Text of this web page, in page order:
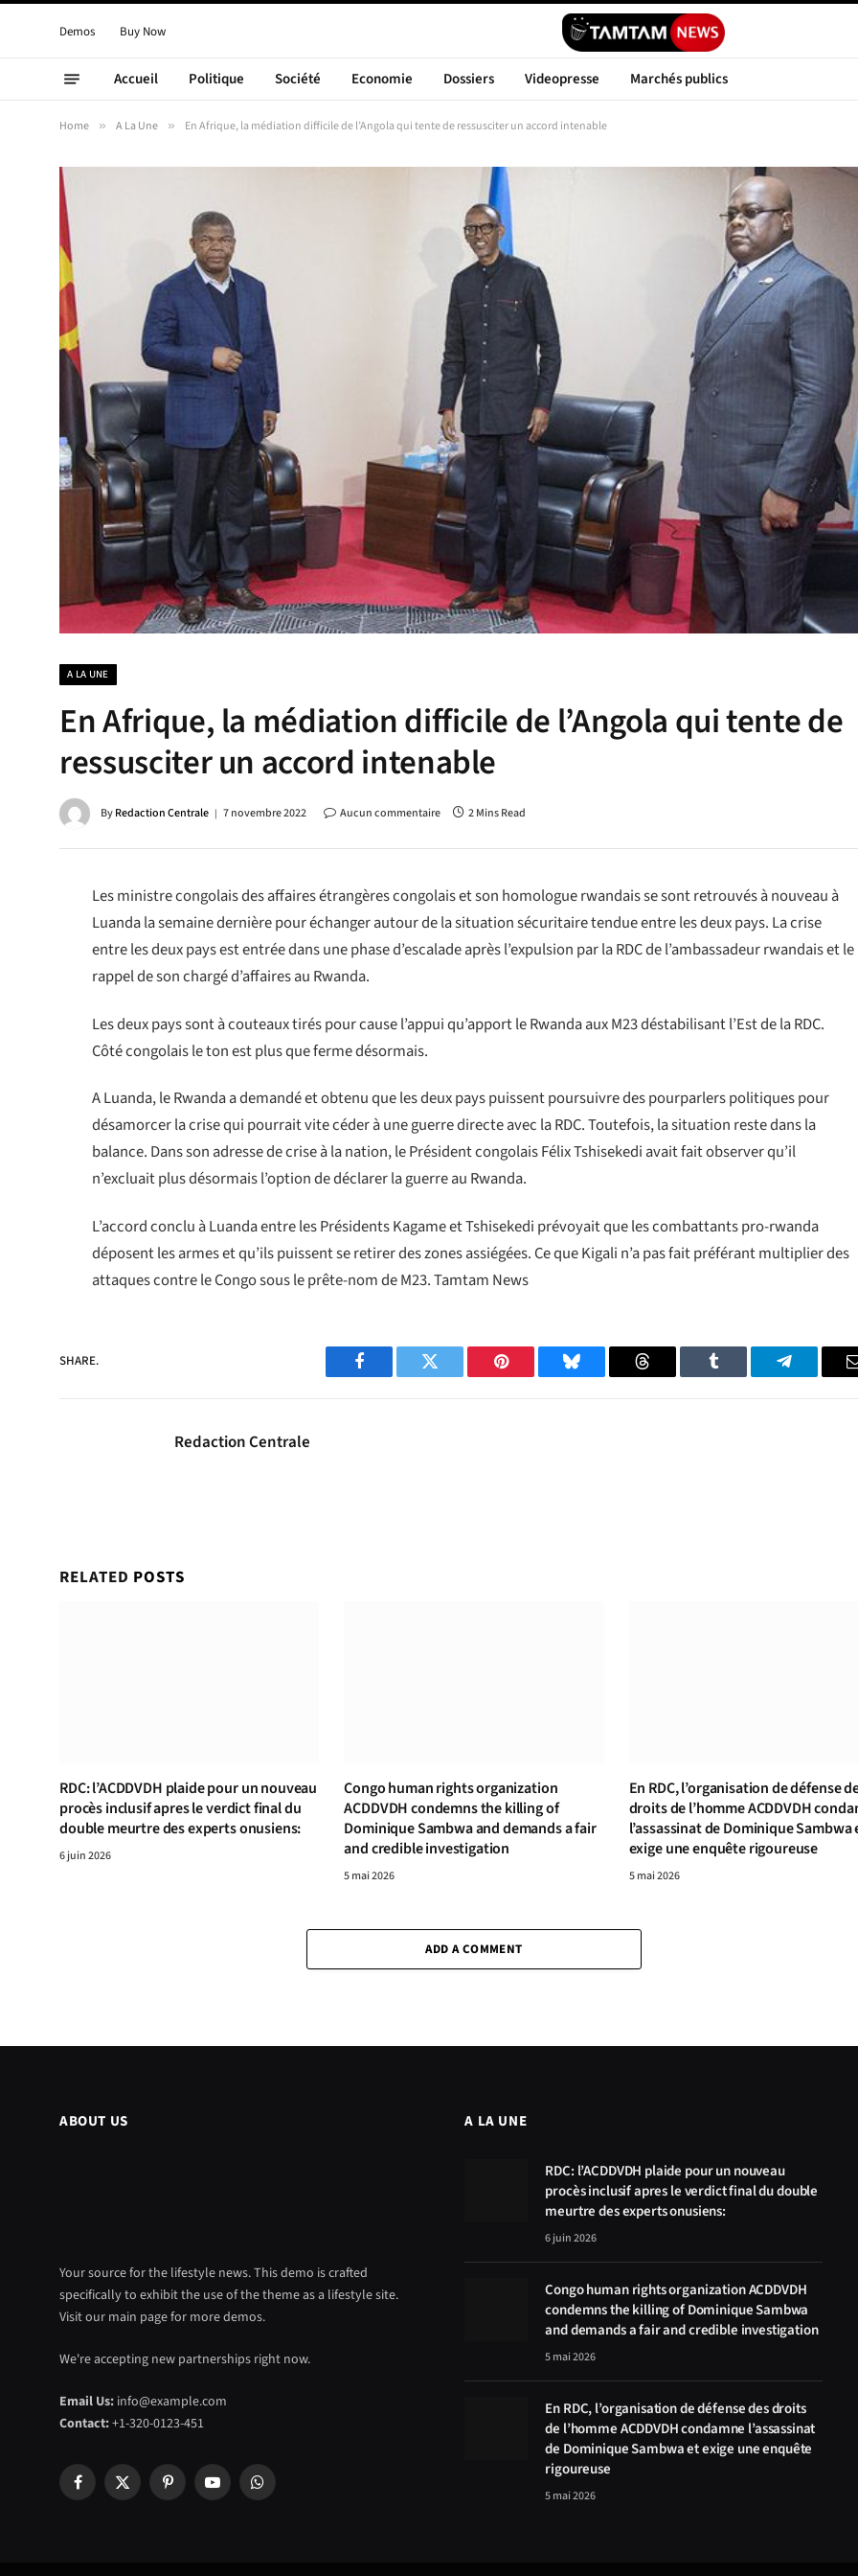
Demos Buy Now
Accueil Politique Société Economie Dossiers Videopresse Marchés publics
Home » A La Une » En Afrique, la médiation difficile de l’Angola qui tente de ressusciter un accord intenable
A LA UNE
En Afrique, la médiation difficile de l’Angola qui tente de
ressusciter un accord intenable
ByRedaction Centrale 7 novembre 2022 Aucun commentaire 2 Mins Read
Les ministre congolais des affaires étrangères congolais et son homologue rwandais se sont retrouvés à nouveau à
Luanda la semaine dernière pour échanger autour de la situation sécuritaire tendue entre les deux pays. La crise
entre les deux pays est entrée dans une phase d’escalade après l’expulsion par la RDC de l’ambassadeur rwandais et le
rappel de son chargé d’affaires au Rwanda.
Les deux pays sont à couteaux tirés pour cause l’appui qu’apport le Rwanda aux M23 déstabilisant l’Est de la RDC.
Côté congolais le ton est plus que ferme désormais.
A Luanda, le Rwanda a demandé et obtenu que les deux pays puissent poursuivre des pourparlers politiques pour
désamorcer la crise qui pourrait vite céder à une guerre directe avec la RDC. Toutefois, la situation reste dans la
balance. Dans son adresse de crise à la nation, le Président congolais Félix Tshisekedi avait fait observer qu’il
n’excluait plus désormais l’option de déclarer la guerre au Rwanda.
L’accord conclu à Luanda entre les Présidents Kagame et Tshisekedi prévoyait que les combattants pro-rwanda
déposent les armes et qu’ils puissent se retirer des zones assiégées. Ce que Kigali n’a pas fait préférant multiplier des
attaques contre le Congo sous le prête-nom de M23. Tamtam News
SHARE.
Facebook Twitter Pinterest Bluesky Threads Tumblr Telegram
Redaction Centrale
RELATED POSTS
RDC: l’ACDDVDH plaide pour un nouveau
procès inclusif apres le verdict final du
double meurtre des experts onusiens:
6 juin 2026
Congo human rights organization
ACDDVDH condemns the killing of
Dominique Sambwa and demands a fair
and credible investigation
5 mai 2026
En RDC, l’organisation de défense
droits de l’homme ACDDVDH
l’assassinat de Dominique Sambwa
exige une enquête rigoureuse
5 mai 2026
ADD A COMMENT
ABOUT US
Your source for the lifestyle news. This demo is crafted
specifically to exhibit the use of the theme as a lifestyle site.
Visit our main page for more demos.
We're accepting new partnerships right now.
Email Us: info@example.com
Contact:+1-320-0123-451
Facebook
X
PinterestYouTubeWhatsApp
A LA UNE
RDC: l’ACDDVDH plaide pour un nouveau
procès inclusif apres le verdict final du double
meurtre des experts onusiens:
6 juin 2026
Congo human rights organization ACDDVDH
condemns the killing of Dominique Sambwa
and demands a fair and credible investigation
5 mai 2026
En RDC, l’organisation de défense des droits
de l’homme ACDDVDH condamne l’assassinat
de Dominique Sambwa et exige une enquête
rigoureuse
5 mai 2026